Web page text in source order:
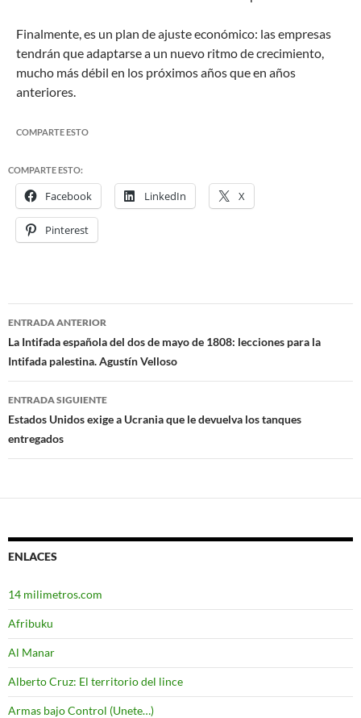
Finalmente, es un plan de ajuste económico: las empresas
tendrán que adaptarse a un nuevo ritmo de crecimiento,
mucho más débil en los próximos años que en años
anteriores.
COMPARTE ESTO
COMPARTE ESTO:
Facebook LinkedIn X
Pinterest
Navegación
de
entradas
ENTRADA ANTERIOR
La Intifada española del dos de mayo de 1808: lecciones para la
Intifada palestina. Agustín Velloso
ENTRADA SIGUIENTE
Estados Unidos exige a Ucrania que le devuelva los tanques
entregados
ENLACES
14 milimetros.com
Afribuku
Al Manar
Alberto Cruz: El territorio del lince
Armas bajo Control (Unete…)